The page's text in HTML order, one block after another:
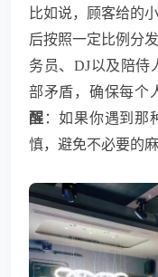
比如说，顾客给的
后按照一定比例分
务员、DJ以及陪侍
部矛盾，确保每个
醒 ：如果你遇到那
慎，避免不必要的